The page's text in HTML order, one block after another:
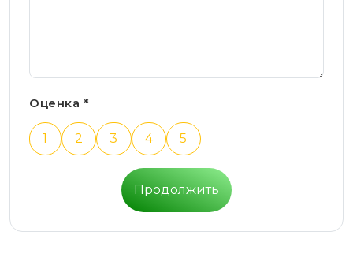
Оценка *
1 2 3 4 5
Продолжить